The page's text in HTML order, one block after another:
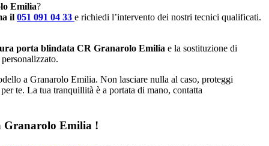
Emilia?
il 051 091 04 33 e richiedi l’intervento dei nostri tecnici qualificati.
porta blindata CR Granarolo Emilia e la sostituzione di
a Granarolo Emilia. Non lasciare nulla al caso, proteggi
te. La tua tranquillità è a portata di mano, contatta
Granarolo Emilia !